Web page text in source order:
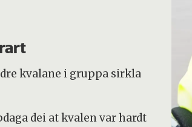
kvalane i gruppa sirkla
dei at kvalen var hardt